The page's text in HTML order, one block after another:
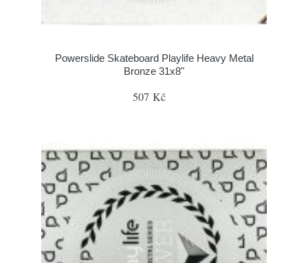
Powerslide Skateboard Playlife Heavy Metal
Bronze 31x8"
507 Kč